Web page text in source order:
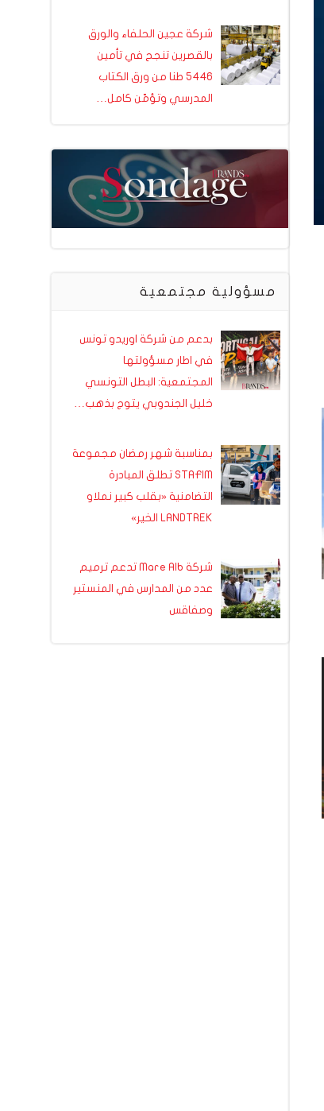
شركة عجين الحلفاء والورق
بالقصرين تنجح في تأمين
5446 طنا من ورق الكتاب
المدرسي وتؤمّن كامل…
مسؤولية مجتمعية
بدعم من شركة اوريدو تونس
في اطار مسؤولتها
المجتمعية: البطل التونسي
خليل الجندوبي يتوج بذهب…
بمناسبة شهر رمضان مجموعة
STAFIM تطلق المبادرة
التضامنية «بقلب كبير نملاو
LANDTREK الخير»
شركة Mare Alb تدعم ترميم
عدد من المدارس في المنستير
وصفاقس